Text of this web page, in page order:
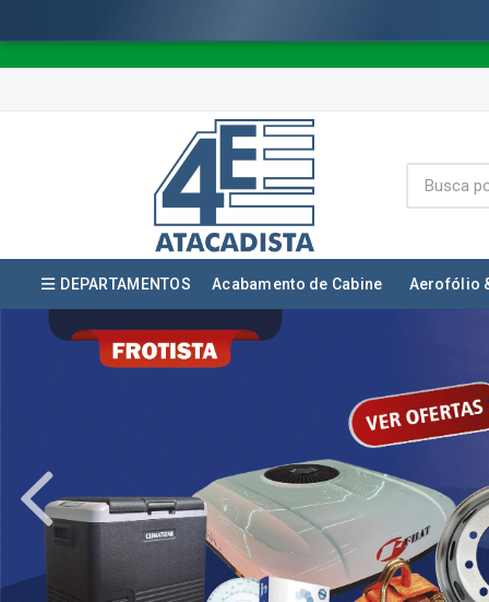
DEPARTAMENTOS Acabamento de Cabine Aerofólio